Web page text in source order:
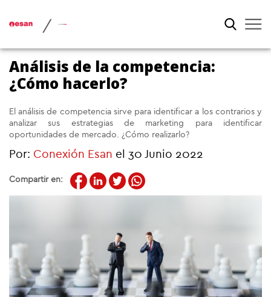
/
Análisis de la competencia:
¿Cómo hacerlo?
El análisis de competencia sirve para identificar a los contrarios y
analizar sus estrategias de marketing para identificar
oportunidades de mercado. ¿Cómo realizarlo?
Por: Conexión Esan el 30 Junio 2022
Compartir en: